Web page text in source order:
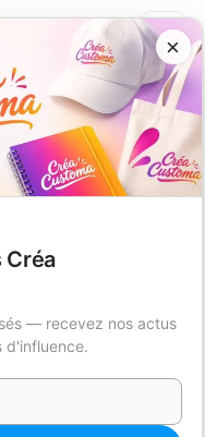
×
Créa
— recevez nos actus
d'influence.
Multi-Usages Castilla